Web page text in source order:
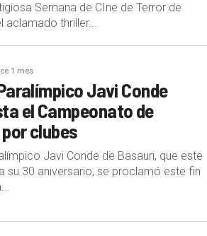
Semana de CIne de Terror de
aclamado thriller...
1 mes
Javi Conde
el Campeonato de
clubes
Javi Conde de Basauri, que este
su 30 aniversario, se proclamó este fin